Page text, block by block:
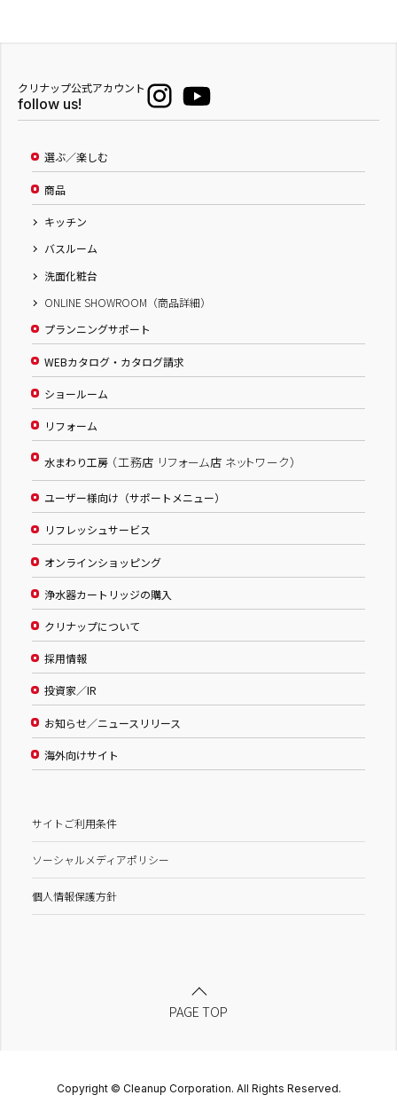
クリナップ公式アカウント
follow us!
選ぶ／楽しむ
商品
キッチン
バスルーム
洗面化粧台
ONLINE SHOWROOM（商品詳細）
プランニングサポート
WEBカタログ・カタログ請求
ショールーム
リフォーム
水まわり工房 （工務店 リフォーム店 ネットワーク）
ユーザー様向け（サポートメニュー）
リフレッシュサービス
オンラインショッピング
浄水器カートリッジの購入
クリナップについて
採用情報
投資家／IR
お知らせ／ニュースリリース
海外向けサイト
サイトご利用条件
ソーシャルメディアポリシー
個人情報保護方針
PAGE TOP
Copyright © Cleanup Corporation. All Rights Reserved.